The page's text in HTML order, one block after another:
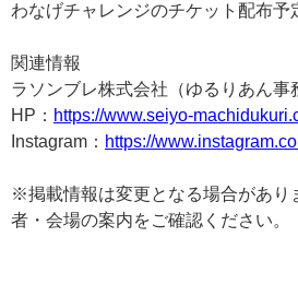
わなげチャレンジのチケット配布予
関連情報
ラソンブレ株式会社（ゆるりあん事
HP： https://www.seiyo-
Instagram： https://
※掲載情報は変更となる場合があり
者・会場の案内をご確認ください。